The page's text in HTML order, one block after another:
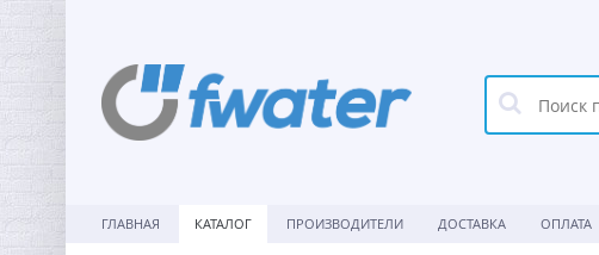
ГЛАВНАЯ КАТАЛОГ ПРОИЗВОДИТЕЛИ ДОСТАВКА ОПЛАТА